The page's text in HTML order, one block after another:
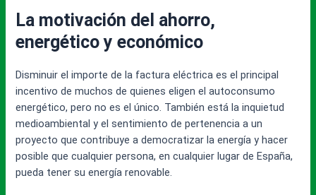
La motivación del ahorro,
energético y económico
Disminuir el importe de la factura eléctrica es el principal
incentivo de muchos de quienes eligen el autoconsumo
energético, pero no es el único. También está la inquietud
medioambiental y el sentimiento de pertenencia a un
proyecto que contribuye a democratizar la energía y hacer
posible que cualquier persona, en cualquier lugar de España,
pueda tener su energía renovable.